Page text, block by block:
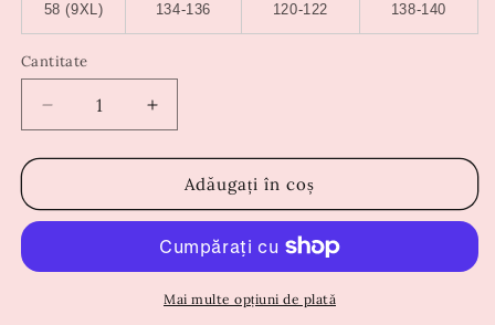
58 (9XL) 134-136 120-122 138-140
Cantitate
Reduceți
cantitatea
pentru
Melissa
Creșteți
cantitatea
pentru
Rochie
Melissa
Adăugați în coș
Mai multe opțiuni de plată